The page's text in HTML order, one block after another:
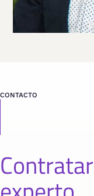
CONTACTO
Contratar